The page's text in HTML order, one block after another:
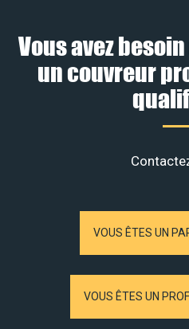
Vous avez
un couvreur
VOUS ÊTES UN
VOUS ÊTES UN